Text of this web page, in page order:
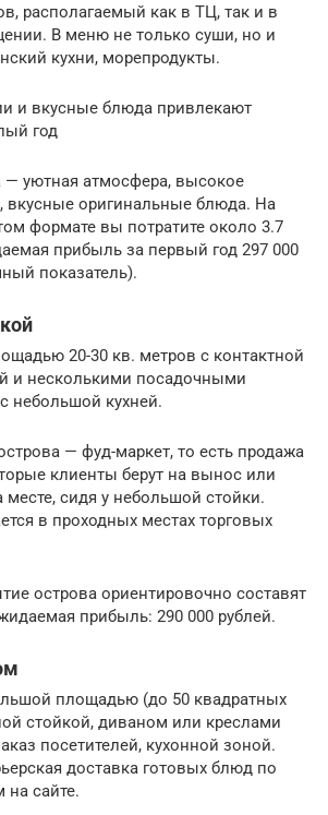
располагаемый как в ТЦ, так и в
В меню не только суши, но и
кухни, морепродукты.
и вкусные блюда привлекают
год
— уютная атмосфера, высокое
вкусные оригинальные блюда. На
формате вы потратите около 3.7
прибыль за первый год 297 000
показатель).
20-30 кв. метров с контактной
и несколькими посадочными
небольшой кухней.
— фуд-маркет, то есть продажа
клиенты берут на вынос или
месте, сидя у небольшой стойки.
в проходных местах торговых
острова ориентировочно составят
прибыль: 290 000 рублей.
площадью (до 50 квадратных
стойкой, диваном или креслами
посетителей, кухонной зоной.
доставка готовых блюд по
на сайте.